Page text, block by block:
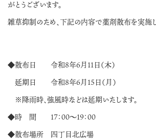
がとうございます。
雑草抑制のため、下記の内容で薬剤散布を実施し
◆散布日 令和８年６月１１日（木）
延期日 令和８年６月１５日（月）
※降雨時、強風時などは延期いたします。
◆時 間 １７：００～１９：００
◆散布場所 四丁目北広場